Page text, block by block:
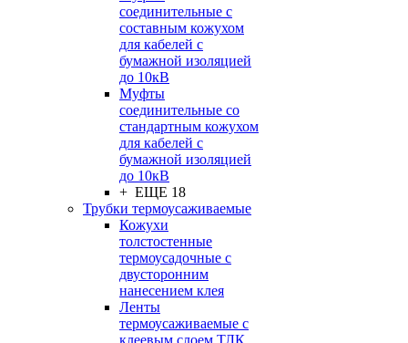
соединительные с
составным кожухом
для кабелей с
бумажной изоляцией
до 10кВ
Муфты
соединительные со
стандартным кожухом
для кабелей с
бумажной изоляцией
до 10кВ
+ ЕЩЕ 18
Трубки термоусаживаемые
Кожухи
толстостенные
термоусадочные с
двусторонним
нанесением клея
Ленты
термоусаживаемые с
клеевым слоем ТЛК